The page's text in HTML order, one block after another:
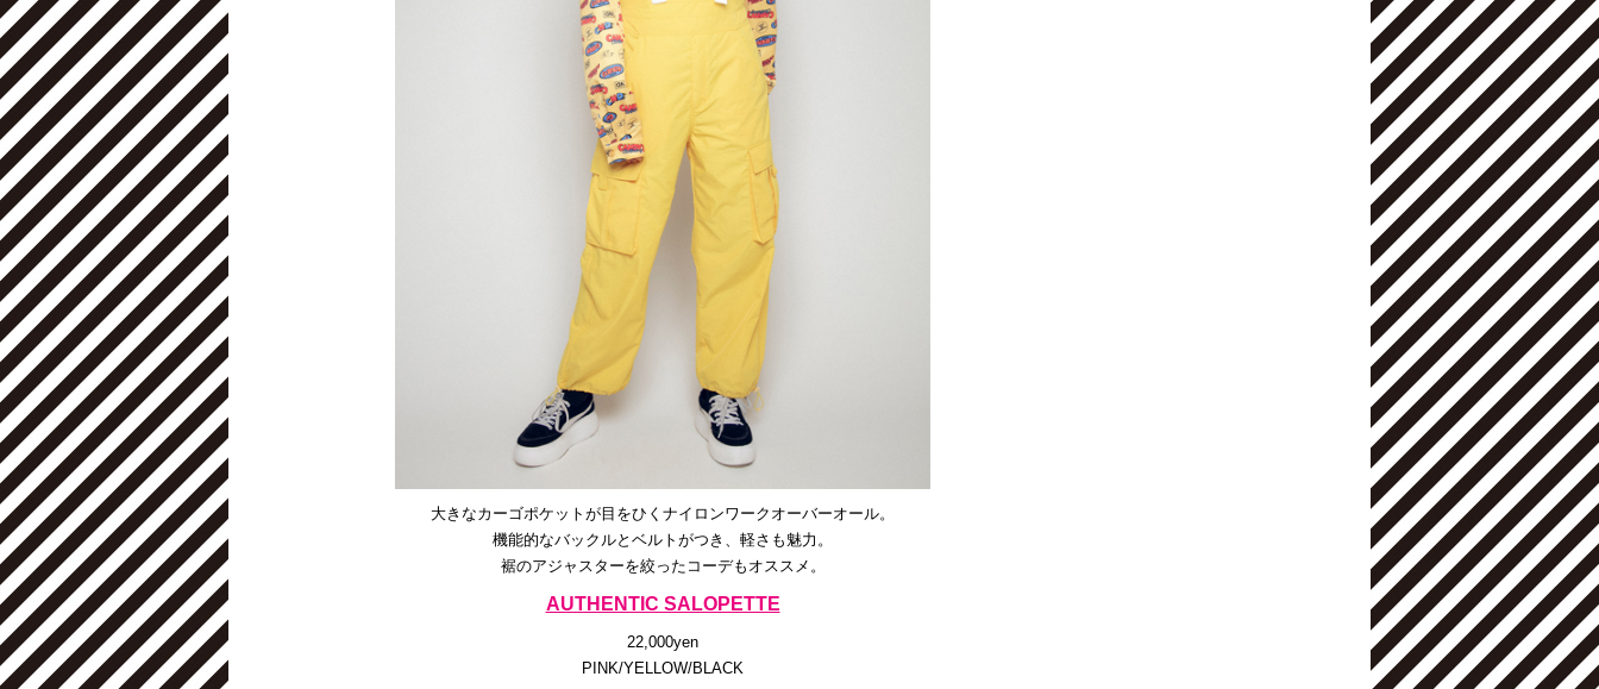
大きなカーゴポケットが目をひくナイロンワークオーバーオール。
機能的なバックルとベルトがつき、軽さも魅力。
裾のアジャスターを絞ったコーデもオススメ。
AUTHENTIC SALOPETTE
22,000yen
PINK/YELLOW/BLACK